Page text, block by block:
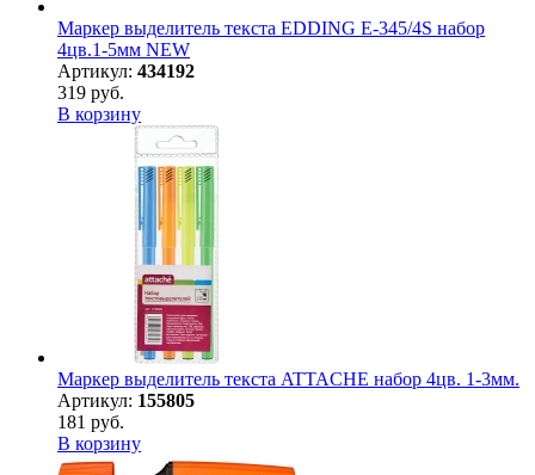
Маркер выделитель текста EDDING E-345/4S набор
4цв.1-5мм NEW
Артикул: 434192
319 руб.
В корзину
Маркер выделитель текста ATTACHE набор 4цв. 1-3мм.
Артикул: 155805
181 руб.
В корзину